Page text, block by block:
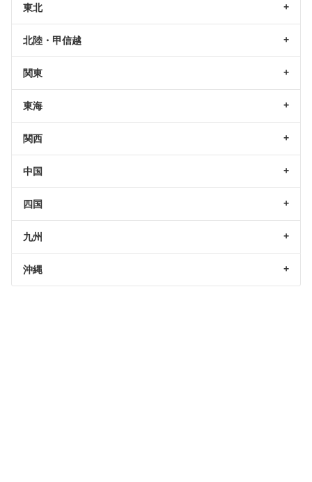
東北
北陸・甲信越
関東
東海
関西
中国
四国
九州
沖縄